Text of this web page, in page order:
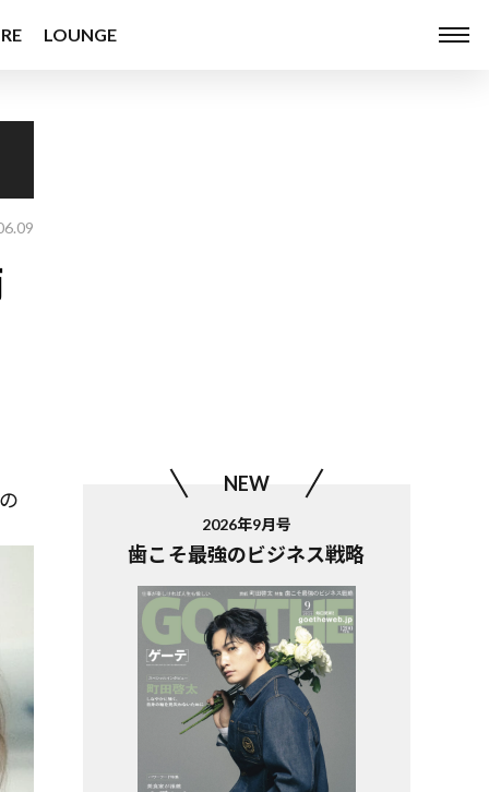
LOUNGE
NEW
2026年9月号
歯こそ最強のビジネス戦略